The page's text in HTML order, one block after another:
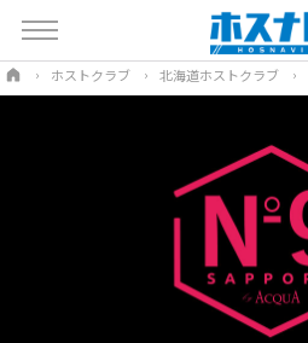
ホストクラブ 北海道ホストクラブ